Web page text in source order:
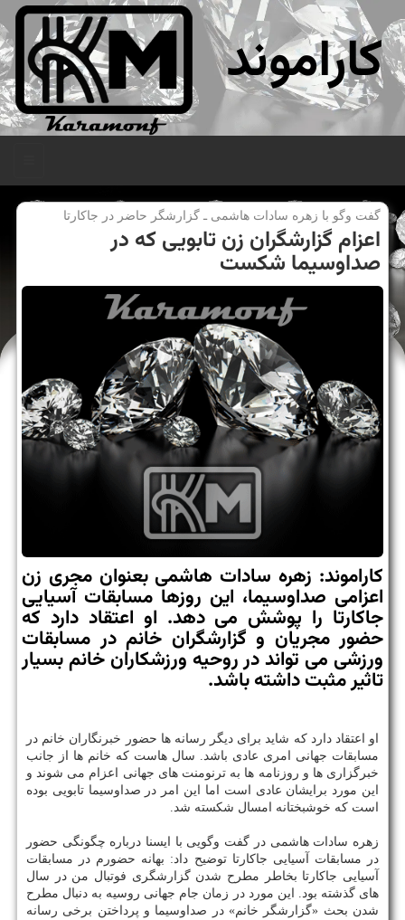
کاراموند
گفت وگو با زهره سادات هاشمی ـ گزارشگر حاضر در جاكارتا
اعزام گزارشگران زن تابویی كه در
صداوسیما شكست
كاراموند: زهره سادات هاشمی بعنوان مجری زن
اعزامی صداوسیما، این روزها مسابقات آسیایی
جاكارتا را پوشش می دهد. او اعتقاد دارد كه
حضور مجریان و گزارشگران خانم در مسابقات
ورزشی می تواند در روحیه ورزشكاران خانم بسیار
تاثیر مثبت داشته باشد.
او اعتقاد دارد كه شاید برای دیگر رسانه ها حضور خبرنگاران خانم در
مسابقات جهانی امری عادی باشد. سال هاست كه خانم ها از جانب
خبرگزاری ها و روزنامه ها به ترنومنت های جهانی اعزام می شوند و
این مورد برایشان عادی است اما این امر در صداوسیما تابویی بوده
است كه خوشبختانه امسال شكسته شد.
زهره سادات هاشمی در گفت وگویی با ایسنا درباره چگونگی حضور
در مسابقات آسیایی جاكارتا توضیح داد: بهانه حضورم در مسابقات
آسیایی جاكارتا بخاطر مطرح شدن گزارشگری فوتبال من در سال
های گذشته بود. این مورد در زمان جام جهانی روسیه به دنبال مطرح
شدن بحث «گزارشگر خانم» در صداوسیما و پرداختن برخی رسانه